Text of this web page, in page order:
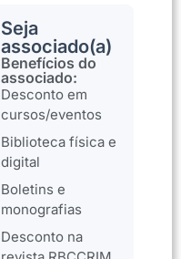
Seja
associado(a)
Benefícios do
associado:
Desconto em
cursos/eventos
Biblioteca física e
digital
Boletins e
monografias
Desconto na